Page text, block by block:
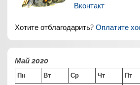
Вконтакт
Хотите отблагодарить?Оплатите
Май 2020
Пн Вт Ср Чт Пт